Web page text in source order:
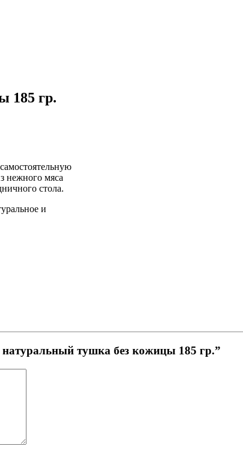
185 гр.
нежного мяса
стола.
и
тушка без кожицы 185 гр.”